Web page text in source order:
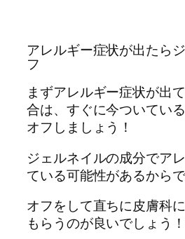
アレルギー症状が出たら
フ
まずアレルギー症状が出
合は、すぐに今ついてい
オフしましょう！
ジェルネイルの成分でア
ている可能性があるからで
オフをして直ちに皮膚科
もらうのが良いでしょう！